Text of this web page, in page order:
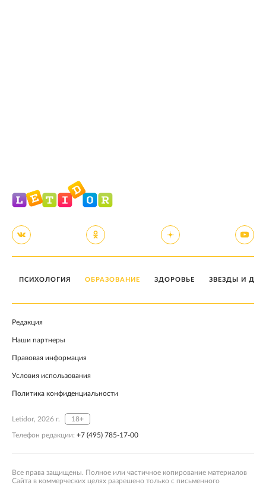
ПСИХОЛОГИЯ ОБРАЗОВАНИЕ ЗДОРОВЬЕ ЗВЕЗДЫ И
Редакция
Наши партнеры
Правовая информация
Условия использования
Политика конфиденциальности
Letidor, 2026 г. 18+
Телефон редакции: +7 (495) 785-17-00
Все права защищены. Полное или частичное копирование материалов
Сайта в коммерческих целях разрешено только с письменного